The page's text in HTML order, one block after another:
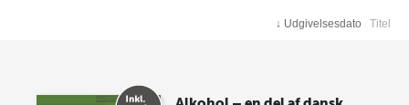
↓ Udgivelsesdato Titel